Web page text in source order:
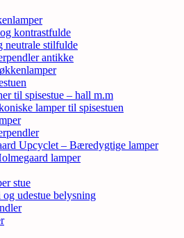
kontrastfulde
neutrale stilfulde
antikke
til spisestue – hall m.m
lamper til spisestuen
Upcyclet – Bæredygtige lamper
lamper
stue
og udestue belysning